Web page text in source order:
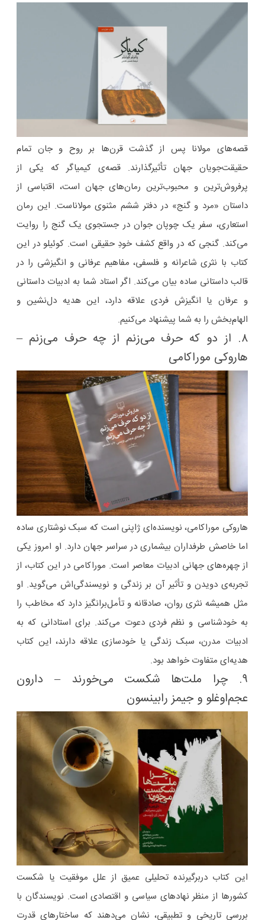
قصه‌های مولانا پس از گذشت قرن‌ها بر روح و جان تمام
حقیقت‌جویان جهان تأثیرگذارند. قصه‌ی کیمیاگر که یکی از
پرفروش‌ترین و محبوب‌ترین رمان‌های جهان است، اقتباسی از
داستان «مرد و گنج» در دفتر ششم مثنوی مولاناست. این رمان
استعاری، سفر یک چوپان جوان در جستجوی یک گنج را روایت
می‌کند. گنجی که در واقع کشف خودِ حقیقی ا‌ست. کوئیلو در این
کتاب با نثری شاعرانه و فلسفی، مفاهیم عرفانی و انگیزشی را در
قالب داستانی ساده بیان می‌کند. اگر استاد شما به ادبیات داستانی
و عرفان یا انگیزش فردی علاقه دارد، این هدیه‌ دل‌نشین و
الهام‌بخش را به شما پیشنهاد می‌کنیم.
۸. از دو که حرف می‌زنم از چه حرف می‌زنم –
هاروکی موراکامی
هاروکی موراکامی، نویسنده‌ای ژاپنی است که سبک نوشتاری ساده
اما خاصش طرفداران بیشماری در سراسر جهان دارد. او امروز یکی
از چهره‌های جهانی ادبیات معاصر است. موراکامی در این کتاب، از
تجربه‌ی دویدن و تأثیر آن بر زندگی و نویسندگی‌اش می‌گوید. او
مثل همیشه نثری روان، صادقانه و تأمل‌برانگیز دارد که مخاطب را
به خودشناسی و نظم فردی دعوت می‌کند. برای استادانی که به
ادبیات مدرن، سبک زندگی یا خودسازی علاقه دارند، این کتاب
هدیه‌ای متفاوت خواهد بود.
۹. چرا ملت‌ها شکست می‌خورند – دارون
عجم‌اوغلو و جیمز رابینسون
این کتاب دربرگیرنده تحلیلی عمیق از علل موفقیت یا شکست
کشورها از منظر نهادهای سیاسی و اقتصادی است. نویسندگان با
بررسی تاریخی و تطبیقی، نشان می‌دهند که ساختارهای قدرت